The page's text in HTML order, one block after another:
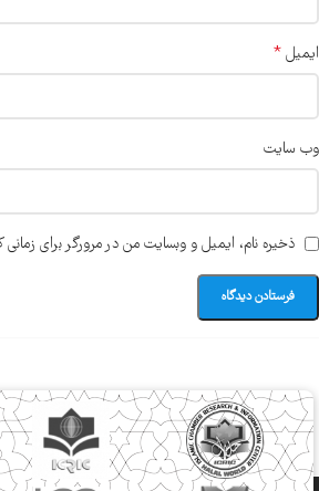
ایمیل *
وب‌ سایت
ذخیره نام، ایمیل و وبسایت من در مرورگر برای